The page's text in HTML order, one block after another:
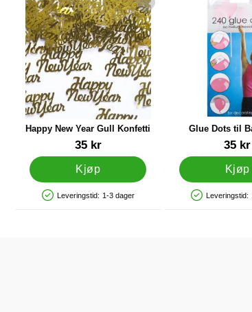
Happy New Year Gull Konfetti
Varenummer 16521
35 kr
Kjøp
Produkttilgjengelighet: På lager
Leveringstid: 1-3 dager
Merk happy New Year Gull Konfetti som favoritt
Glue Dots til
Varenummer 22428
35 kr
Kjøp
Leveringstid:
Merk